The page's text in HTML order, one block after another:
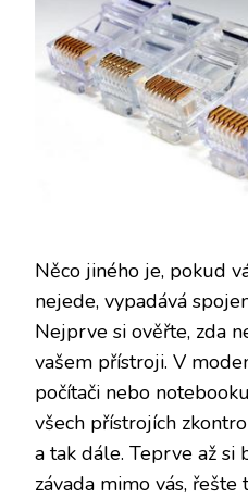
Něco jiného je, pokud
nejede, vypadává
Nejprve si ověřte, zda
vašem přístroji. V
počítači nebo
všech přístrojích
a tak dále. Teprve až si
závada mimo vás,